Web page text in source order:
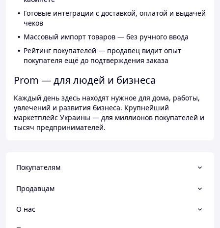
Готовые интеграции с доставкой, оплатой и выдачей
чеков
Массовый импорт товаров — без ручного ввода
Рейтинг покупателей — продавец видит опыт
покупателя ещё до подтверждения заказа
Prom — для людей и бизнеса
Каждый день здесь находят нужное для дома, работы,
увлечений и развития бизнеса. Крупнейший
маркетплейс Украины — для миллионов покупателей и
тысяч предпринимателей.
Покупателям
Продавцам
О нас